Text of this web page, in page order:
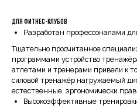
Для фитнес-клубов
Разработан профессоналами
Тщательно просчитанное
программами устройство
атлетами и тренерами привели к
силовой тренажёр нагружаемый
естественные, эргономически
Высокоэффективные